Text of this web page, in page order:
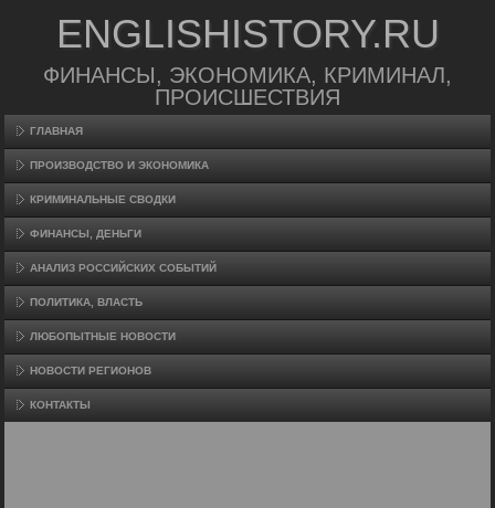
ENGLISHISTORY.RU
ФИНАНСЫ, ЭКОНОМИКА, КРИМИНАЛ,
ПРОИСШЕСТВИЯ
ГЛАВНАЯ
ПРОИЗВΟДСТВО И ЭКОНОМИКА
КРИМИНАЛЬНЫЕ СВОДКИ
ФИНАНСЫ, ДЕНЬГИ
АНАЛИЗ РОССИЙСКИХ СОБЫТИЙ
ПОЛИТИКА, ВЛАСТЬ
ЛЮБОПЫТНЫЕ НОВОСТИ
НОВОСТИ РЕГИОНОВ
КОНТАКТЫ